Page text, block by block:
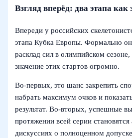
Взгляд вперёд: два этапа как
Впереди у российских
этапа Кубка Европы. Формально
расклад сил в олимпийском сезоне,
значение этих стартов огромно.
Во‑первых, это шанс закрепить
набрать максимум очков и
результат. Во‑вторых, успешные
протяжении всей серии
дискуссиях о полноценном